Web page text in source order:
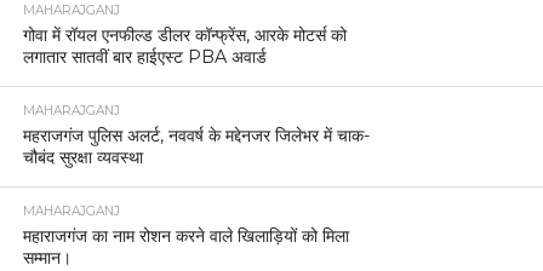
MAHARAJGANJ
गोवा में रॉयल एनफील्ड डीलर कॉन्फ्रेंस, आरके मोटर्स को
लगातार सातवीं बार हाईएस्ट PBA अवार्ड
MAHARAJGANJ
महराजगंज पुलिस अलर्ट, नववर्ष के मद्देनजर जिलेभर में चाक-
चौबंद सुरक्षा व्यवस्था
MAHARAJGANJ
महाराजगंज का नाम रोशन करने वाले खिलाड़ियों को मिला
सम्मान।